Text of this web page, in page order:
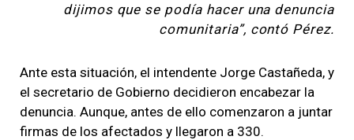
dijimos que se podía hacer una denuncia
comunitaria”, contó Pérez.
Ante esta situación, el intendente Jorge Castañeda, y
el secretario de Gobierno decidieron encabezar la
denuncia. Aunque, antes de ello comenzaron a juntar
firmas de los afectados y llegaron a 330.